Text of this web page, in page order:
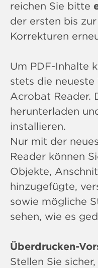
reichen Sie bitte
der ersten bis
Korrekturen
Um PDF-Inhalte
stets die
Acrobat Reader.
herunterladen
installieren.
Nur mit der
Reader können
Objekte,
hinzugefügte,
sowie mögliche
sehen, wie es
Überdrucken-
Stellen Sie